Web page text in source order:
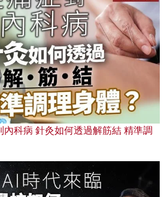
科病 針灸如何透過解筋結 精準調